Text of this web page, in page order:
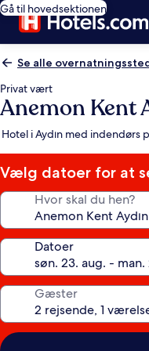
Gå til hovedsektionen
Se alle
Privat vært
Anemon Kent
Hotel i Aydın med indendørs
Vælg datoer for at
Hvor skal du hen?
Datoer
Gæster